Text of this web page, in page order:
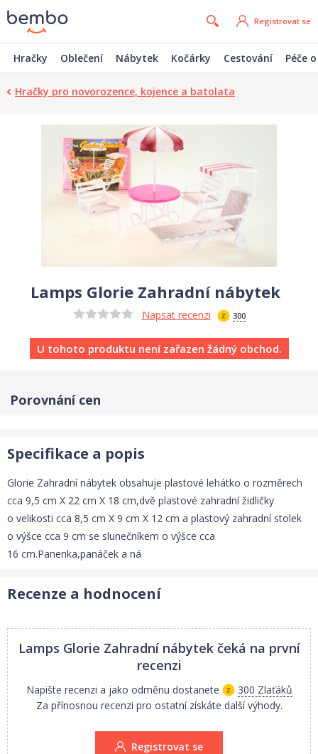
Registrovat se
Hračky Oblečení Nábytek Kočárky Cestování Péče
Hračky pro novorozence, kojence a batolata
Lamps Glorie Zahradní nábytek
Napsat recenzi 300
U tohoto produktu není zařazen žádný obchod.
Porovnání cen
Specifikace a popis
Glorie Zahradní nábytek obsahuje plastové lehátko o rozměrech
cca 9,5 cm X 22 cm X 18 cm,dvě plastové zahradní židličky
o velikosti cca 8,5 cm X 9 cm X 12 cm a plastový zahradní stolek
o výšce cca 9 cm se slunečníkem o výšce cca
16 cm.Panenka,panáček a ná
Recenze a hodnocení
Lamps Glorie Zahradní nábytek čeká na první
recenzi
Napište recenzi a jako odměnu dostanete
300 Zlaťáků
Za přínosnou recenzi pro ostatní získáte další výhody.
Registrovat se